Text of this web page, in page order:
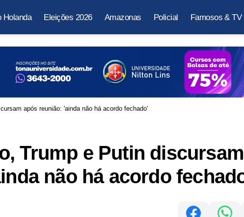
Holanda Eleições 2026 Amazonas Policial Famosos & TV
após reunião: 'ainda não há acordo fechado'
Trump e Putin discursam
não há acordo